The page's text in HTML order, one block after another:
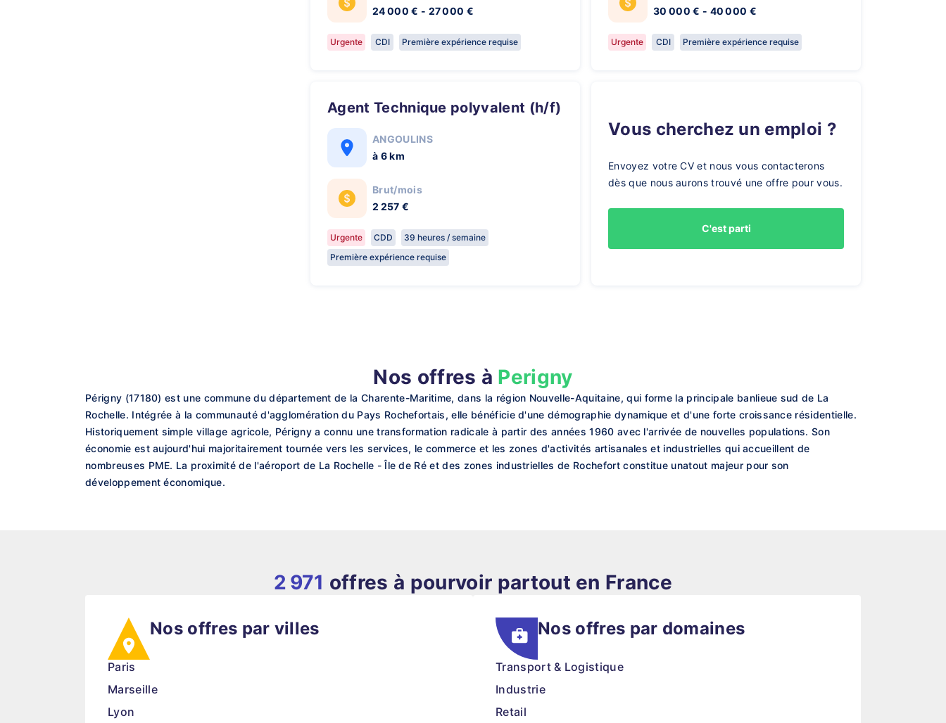
24 000 € - 27 000 €
Urgente CDI Première expérience requise
30 000 € - 40 000 €
Urgente CDI Première expérience requise
Agent Technique polyvalent (h/f)
ANGOULINS
à 6 km
Brut/mois
2 257 €
Urgente CDD
39 heures / semaine
Première expérience requise
Vous cherchez un emploi ?
Envoyez votre CV et nous vous contacterons
dès que nous aurons trouvé une offre pour vous.
C'est parti
Nos offres à Perigny
Périgny (17180) est une commune du département de la Charente-Maritime, dans la région Nouvelle-Aquitaine, qui forme la principale banlieue sud de La
Rochelle. Intégrée à la communauté d'agglomération du Pays Rochefortais, elle bénéficie d'une démographie dynamique et d'une forte croissance résidentielle.
Historiquement simple village agricole, Périgny a connu une transformation radicale à partir des années 1960 avec l'arrivée de nouvelles populations. Son
économie est aujourd'hui majoritairement tournée vers les services, le commerce et les zones d'activités artisanales et industrielles qui accueillent de
nombreuses PME. La proximité de l'aéroport de La Rochelle - Île de Ré et des zones industrielles de Rochefort constitue unatout majeur pour son
développement économique.
2 971 offres à pourvoir partout en France
Nos offres par villes
Paris
Marseille
Lyon
Nos offres par domaines
Transport & Logistique
Industrie
Retail